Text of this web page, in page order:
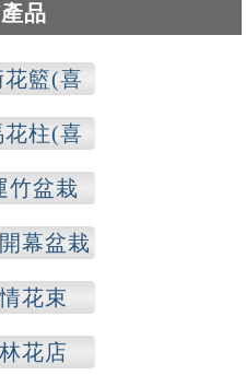
品
花籃(喜
追思)
花柱(喜
追思)
竹盆栽
幕盆栽
花束
花店